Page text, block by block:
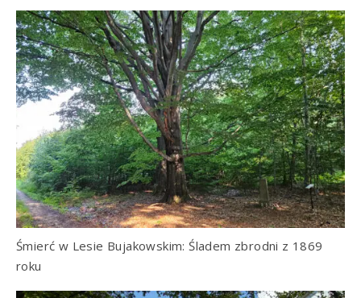
Śmierć w Lesie Bujakowskim: Śladem zbrodni z 1869
roku